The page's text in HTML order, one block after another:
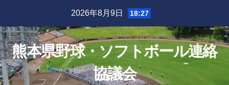
content
2026年8月9日 18:27
熊本県野球・ソフトボール連絡
協議会